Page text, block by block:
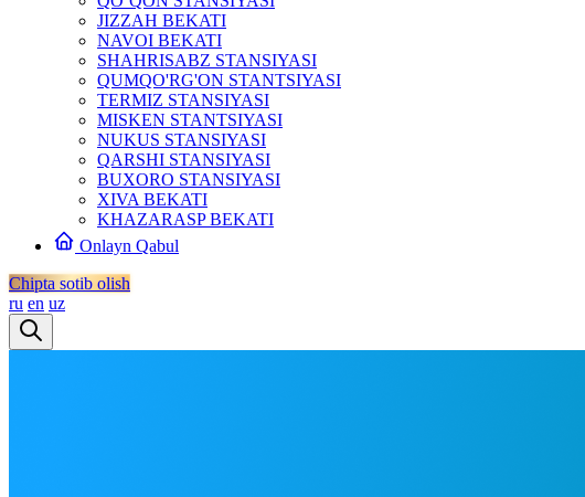
JIZZAH BEKATI
NAVOI BEKATI
SHAHRISABZ STANSIYASI
QUMQO'RG'ON STANTSIYASI
TERMIZ STANSIYASI
MISKEN STANTSIYASI
NUKUS STANSIYASI
QARSHI STANSIYASI
BUXORO STANSIYASI
XIVA BEKATI
KHAZARASP BEKATI
Onlayn Qabul
Chipta sotib olish
ru en uz